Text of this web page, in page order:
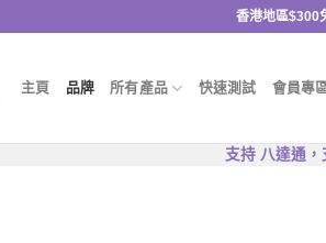
香港地區$300
主頁 品牌 所有產品 快速測試 會員專
支持 八達通